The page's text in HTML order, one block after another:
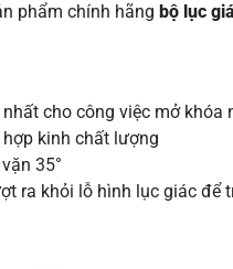
phẩm chính hãng bộ lục
cho công việc mở khóa
kinh chất lượng
35°
ra khỏi lỗ hình lục giác để